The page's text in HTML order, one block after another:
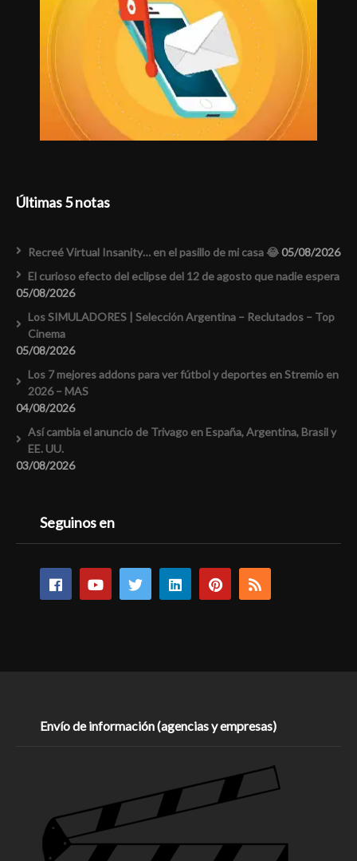
Últimas 5 notas
Recreé Virtual Insanity… en el pasillo de mi casa 😂05/08/2026
El curioso efecto del eclipse del 12 de agosto que nadie espera
05/08/2026
Los SIMULADORES | Selección Argentina – Reclutados – Top
Cinema
05/08/2026
Los 7 mejores addons para ver fútbol y deportes en Stremio en
2026 – MAS
04/08/2026
Así cambia el anuncio de Trivago en España, Argentina, Brasil y
EE. UU.
03/08/2026
Seguinos en
Envío de información (agencias y empresas)